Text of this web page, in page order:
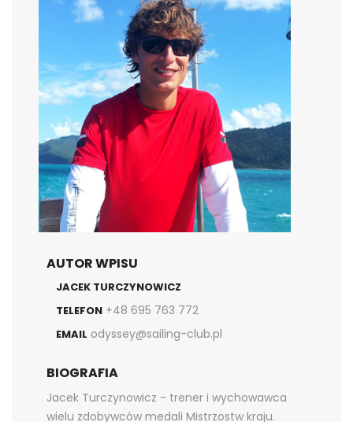
AUTOR WPISU
JACEK TURCZYNOWICZ
TELEFON +48 695 763 772
EMAIL odyssey@sailing-club.pl
BIOGRAFIA
Jacek Turczynowicz - trener i wychowawca
wielu zdobywców medali Mistrzostw kraju.